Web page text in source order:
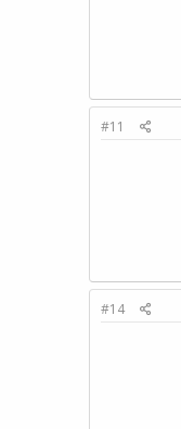
#11
#14